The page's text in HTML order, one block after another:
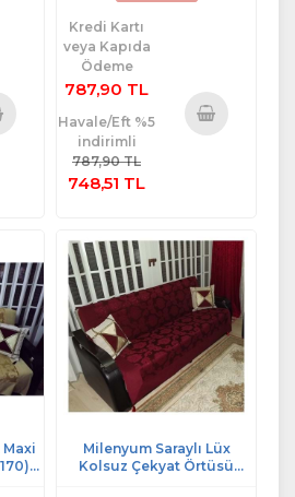
Kredi Kartı
veya Kapıda
Ödeme
787,90 TL
Havale/Eft %5
indirimli
787,90 TL
748,51 TL
Maxi
Milenyum Saraylı Lüx
Kolsuz Çekyat Örtüsü